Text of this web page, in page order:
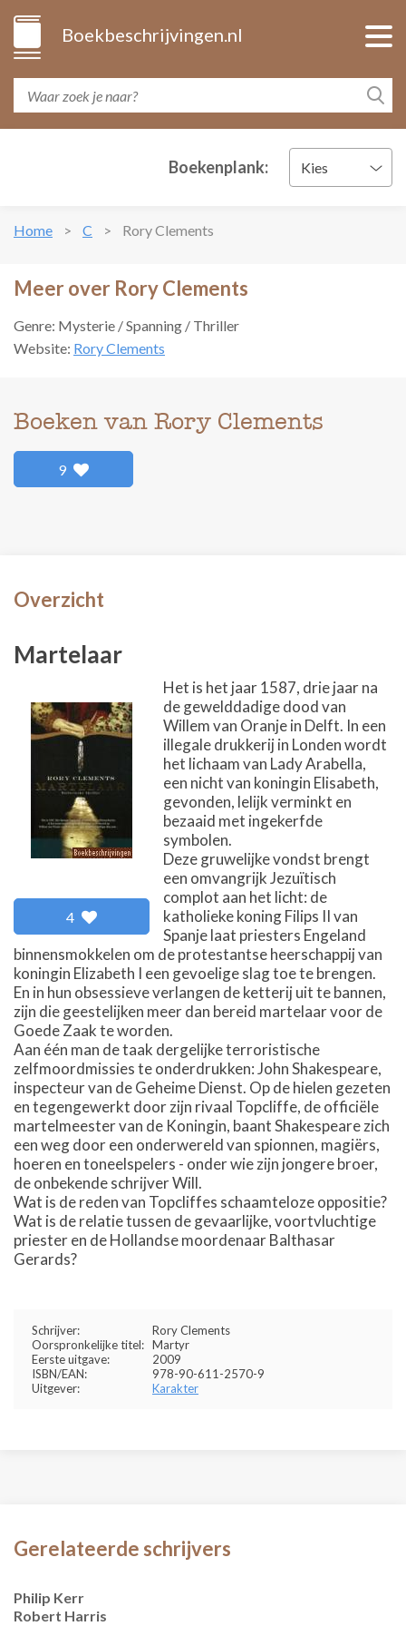
Boekbeschrijvingen.nl
Boekenplank: Kies
Home C Rory Clements
Meer over Rory Clements
Genre: Mysterie / Spanning / Thriller
Website: Rory Clements
Boeken van Rory Clements
9
Overzicht
Martelaar
4
Het is het jaar 1587, drie jaar na
de gewelddadige dood van
Willem van Oranje in Delft. In een
illegale drukkerij in Londen wordt
het lichaam van Lady Arabella,
een nicht van koningin Elisabeth,
gevonden, lelijk verminkt en
bezaaid met ingekerfde
symbolen.
Deze gruwelijke vondst brengt
een omvangrijk Jezuïtisch
complot aan het licht: de
katholieke koning Filips II van
Spanje laat priesters Engeland
binnensmokkelen om de protestantse heerschappij van
koningin Elizabeth I een gevoelige slag toe te brengen.
En in hun obsessieve verlangen de ketterij uit te bannen,
zijn die geestelijken meer dan bereid martelaar voor de
Goede Zaak te worden.
Aan één man de taak dergelijke terroristische
zelfmoordmissies te onderdrukken: John Shakespeare,
inspecteur van de Geheime Dienst. Op de hielen gezeten
en tegengewerkt door zijn rivaal Topcliffe, de officiële
martelmeester van de Koningin, baant Shakespeare zich
een weg door een onderwereld van spionnen, magiërs,
hoeren en toneelspelers - onder wie zijn jongere broer,
de onbekende schrijver Will.
Wat is de reden van Topcliffes schaamteloze oppositie?
Wat is de relatie tussen de gevaarlijke, voortvluchtige
priester en de Hollandse moordenaar Balthasar
Gerards?
Schrijver:
Rory Clements
Oorspronkelijke titel: Martyr
Eerste uitgave:
2009
ISBN/EAN:
978-90-611-2570-9
Uitgever:
Karakter
Gerelateerde schrijvers
Philip Kerr
Robert Harris